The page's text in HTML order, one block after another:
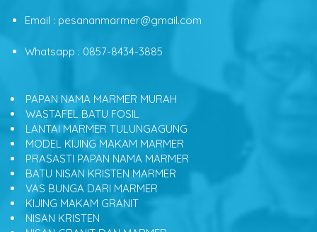
Email : pesananmarmer@gmail.com
Whatsapp : 0857-8434-3885
PAPAN NAMA MARMER MURAH
WASTAFEL BATU FOSIL
LANTAI MARMER TULUNGAGUNG
MODEL KIJING MAKAM MARMER
PRASASTI PAPAN NAMA MARMER
BATU NISAN KRISTEN MARMER
VAS BUNGA DARI MARMER
KIJING MAKAM GRANIT
NISAN KRISTEN